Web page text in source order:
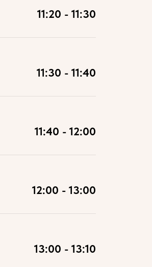
11:20 - 11:30
11:30 - 11:40
11:40 - 12:00
12:00 - 13:00
13:00 - 13:10